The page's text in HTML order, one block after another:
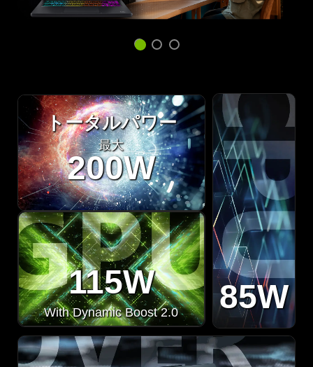
トータルパワー
最大
200W
115W
With Dynamic Boost 2.0 85W